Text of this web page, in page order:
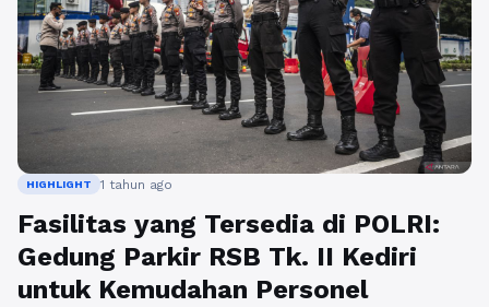
HIGHLIGHT 1 tahun ago
Fasilitas yang Tersedia di POLRI:
Gedung Parkir RSB Tk. II Kediri
untuk Kemudahan Personel